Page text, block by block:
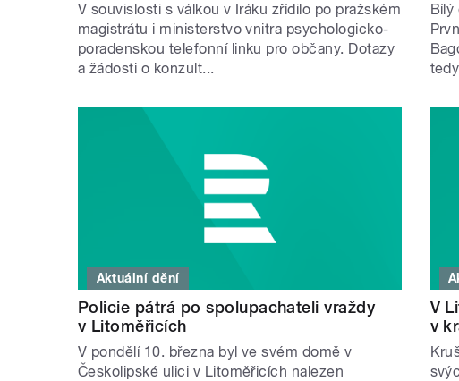
V souvislosti s válkou v Iráku zřídilo po pražském
magistrátu i ministerstvo vnitra psychologicko-
poradenskou telefonní linku pro občany. Dotazy
a žádosti o konzult...
Aktuální dění
Policie pátrá po spolupachateli vraždy
v Litoměřicích
V pondělí 10. března byl ve svém domě v
Českolipské ulici v Litoměřicích nalezen
V
v